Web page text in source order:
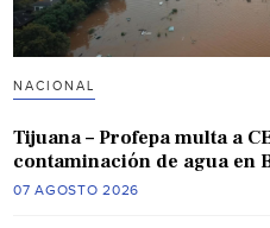
NACIONAL
Tijuana – Profepa multa a
contaminación de agua en
07 AGOSTO 2026